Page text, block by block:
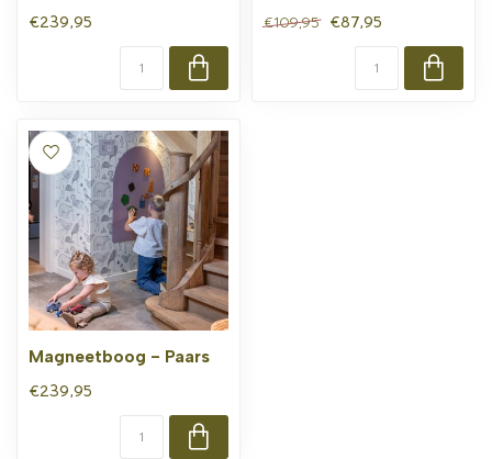
€239,95 €109,95 €87,95
Magneetboog - Paars
€239,95